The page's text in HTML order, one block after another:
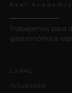
Real
Trabajamos para
gastronómica
La RAG
Actualidad